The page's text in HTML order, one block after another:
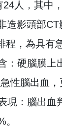
人，其中
影頭部
，為具
硬腦膜
性腦出血
：腦出